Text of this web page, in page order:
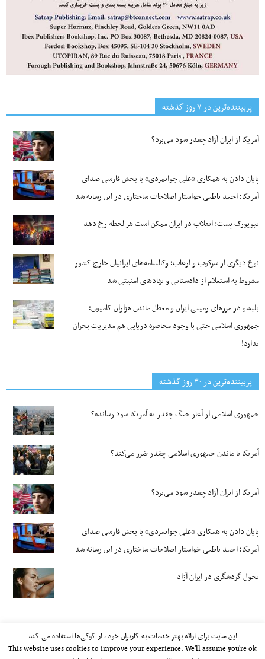
پربیننده‌ترین‌ در ۷ روز گذشته
آمریکا از ایران آزاد چقدر سود می‌برد؟
پایان دادن به همکاری «علی جوانمردی» با بخش فارسی صدای
آمریکا؛ احمد باطبی خواستار اصلاحات ساختاری در این رسانه شد
نیویورک پست: انقلاب در ایران ممکن است هر لحظه رخ دهد
نوع دیگری از سرکوب و ارعاب؛ وکالتنامه‌های ایرانیان خارج کشور
مشروط به استعلام از دادستانی و نهادهای امنیتی شد
بلبشو در مرزهای زمینی ایران و معطل ماندن هزاران کامیون؛
جمهوری اسلامی حتی با وجود محاصره دریایی هم مدیریت بحران
ندارد!
پربیننده‌ترین‌ در ۳۰ روز گذشته
جمهوری اسلامی از آغاز جنگ چقدر به آمریکا سود رسانده؟
آمریکا با ماندن جمهوری اسلامی چقدر ضرر می‌کند؟
آمریکا از ایران آزاد چقدر سود می‌برد؟
پایان دادن به همکاری «علی جوانمردی» با بخش فارسی صدای
آمریکا؛ احمد باطبی خواستار اصلاحات ساختاری در این رسانه شد
تحول گردشگری در ایران آزاد
این سایت برای ارائه بهتر خدمات به کاربران خود ، از کوکی‌ها استفاده می کند
This website uses cookies to improve your experience. We'll assume you're ok